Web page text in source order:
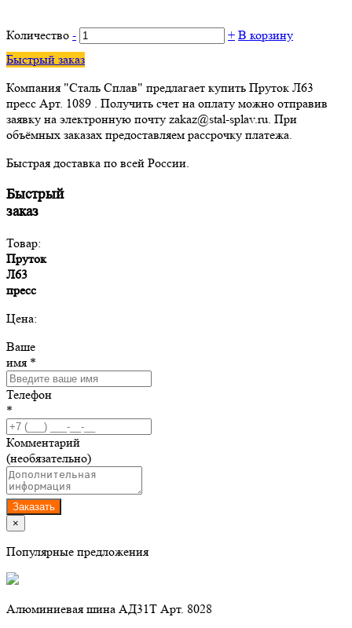
Количество - + В корзину
Быстрый заказ
Компания "Сталь Сплав" предлагает купить Пруток Л63
пресс Арт. 1089 . Получить счет на оплату можно отправив
заявку на электронную почту zakaz@stal-splav.ru. При
объёмных заказах предоставляем рассрочку платежа.
Быстрая доставка по всей России.
Быстрый
заказ
Товар:
Пруток
Л63
пресс
Цена:
Ваше
имя *
Телефон
*
Комментарий
(необязательно)
Заказать
×
Популярные предложения
Алюминиевая шина АД31Т Арт. 8028